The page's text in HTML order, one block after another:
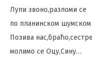
Лупи звоно,разломи се
по планинском
Позива нас,браћо,сестре
молимо се Оцу,Сину…